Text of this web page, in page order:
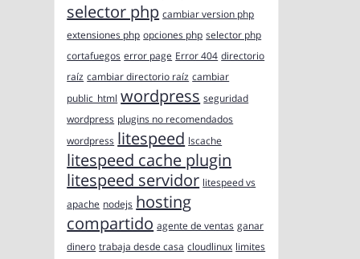
selector php cambiar version php
extensiones php opciones php selector php
cortafuegos error page Error 404 directorio
raíz cambiar directorio raíz cambiar
public_html wordpress seguridad
wordpress plugins no recomendados
wordpress litespeed lscache
litespeed cache plugin
litespeed servidor litespeed vs
apache nodejs hosting
compartido agente de ventas ganar
dinero trabaja desde casa cloudlinux limites